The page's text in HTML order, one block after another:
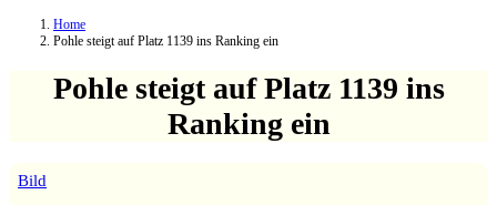
Home
Pohle steigt auf Platz 1139 ins Ranking ein
Pohle steigt auf Platz 1139 ins
Ranking ein
Bild